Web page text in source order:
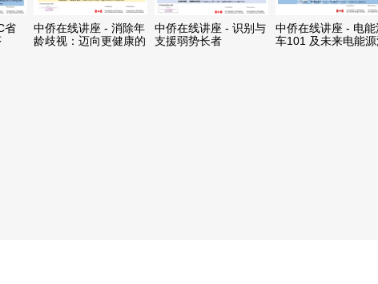
省
中侨在线讲座 - 消除年
龄歧视：迈向更健康的
中侨在线讲座 - 识别与
支援弱势长者
中侨在线讲座 - 电能
车101 及未来电能